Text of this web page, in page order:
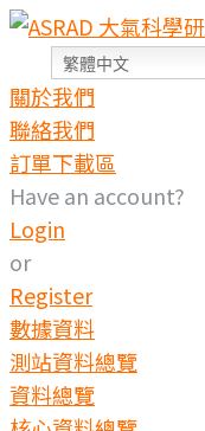
繁體中文
關於我們
聯絡我們
訂單下載區
Have an account?
Login
or
Register
數據資料
測站資料總覽
資料總覽